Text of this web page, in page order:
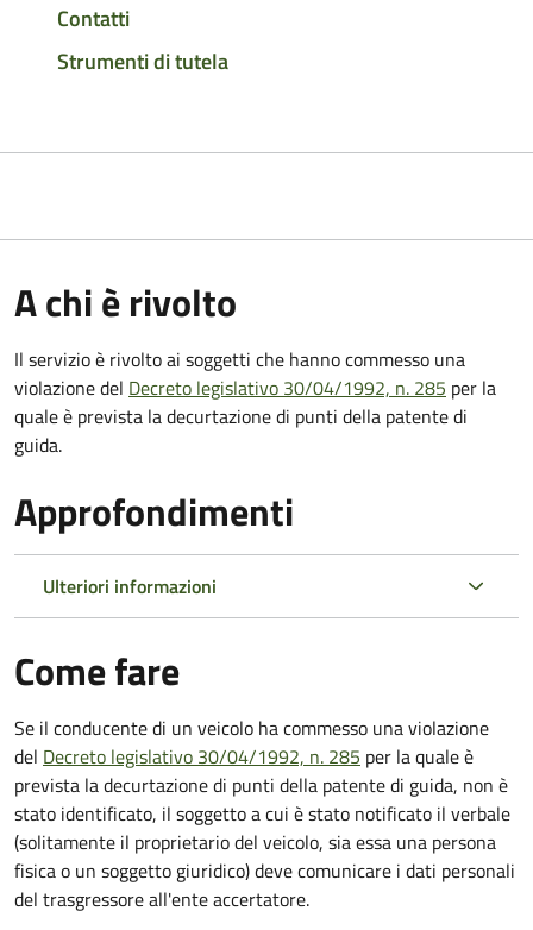
Contatti
Strumenti di tutela
A chi è rivolto
Il servizio è rivolto ai soggetti che hanno commesso una
violazione del Decreto legislativo 30/04/1992, n. 285 per la
quale è prevista la decurtazione di punti della patente di
guida.
Approfondimenti
Ulteriori informazioni
Come fare
Se il conducente di un veicolo ha commesso una violazione
del Decreto legislativo 30/04/1992, n. 285 per la quale è
prevista la decurtazione di punti della patente di guida, non è
stato identificato, il soggetto a cui è stato notificato il verbale
(solitamente il proprietario del veicolo, sia essa una persona
fisica o un soggetto giuridico) deve comunicare i dati personali
del trasgressore all'ente accertatore.